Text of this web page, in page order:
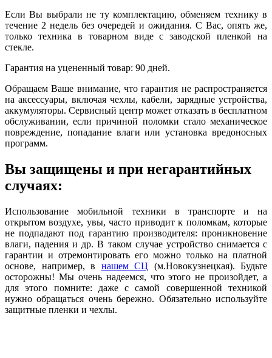
Если Вы выбрали не ту комплектацию, обменяем технику в
течение 2 недель без очередей и ожидания. С Вас, опять же,
только техника в товарном виде с заводской пленкой на
стекле.
Гарантия на уцененный товар: 90 дней.
Обращаем Ваше внимание, что гарантия не распространяется
на аксессуары, включая чехлы, кабели, зарядные устройства,
аккумуляторы. Сервисный центр может отказать в бесплатном
обслуживании, если причиной поломки стало механическое
повреждение, попадание влаги или установка вредоносных
программ.
Вы защищены и при негарантийных
случаях:
Использование мобильной техники в транспорте и на
открытом воздухе, увы, часто приводит к поломкам, которые
не подпадают под гарантию производителя: проникновение
влаги, падения и др. В таком случае устройство снимается с
гарантии и отремонтировать его можно только на платной
основе, например, в нашем СЦ (м.Новокузнецкая). Будьте
осторожны! Мы очень надеемся, что этого не произойдет, а
для этого помните: даже с самой совершенной техникой
нужно обращаться очень бережно. Обязательно используйте
защитные пленки и чехлы.